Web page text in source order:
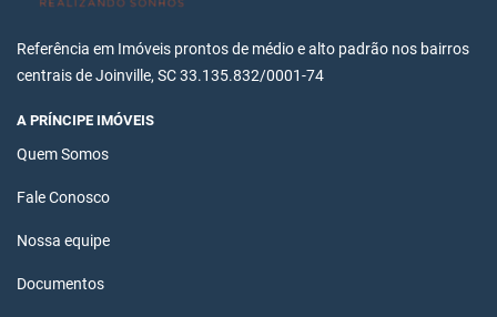
Referência em Imóveis prontos de médio e alto padrão nos bairros
centrais de Joinville, SC 33.135.832/0001-74
A PRÍNCIPE IMÓVEIS
Quem Somos
Fale Conosco
Nossa equipe
Documentos